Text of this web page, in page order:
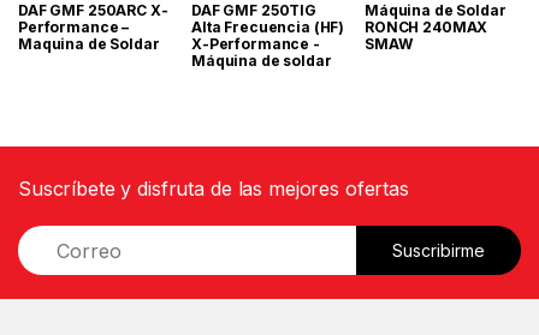
DAF GMF 250ARC X-
Performance –
Maquina de Soldar
DAF GMF 250TIG
Alta Frecuencia (HF)
X-Performance -
Máquina de soldar
Máquina de Soldar
RONCH 240MAX
SMAW
Suscríbete y disfruta de las mejores ofertas
E
m
Suscribirme